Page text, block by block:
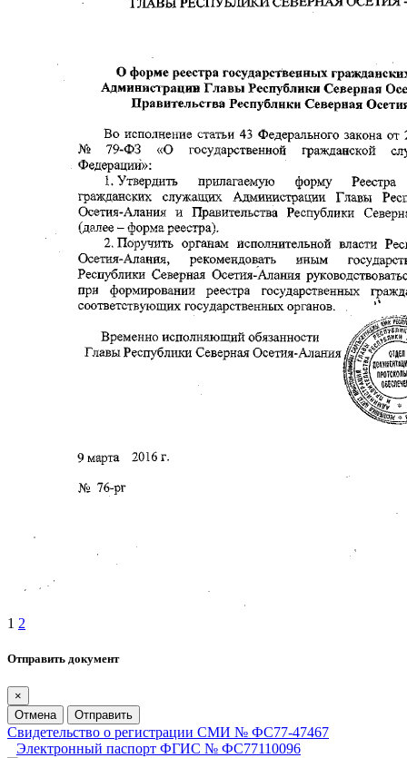
1 2
Отправить документ
×
Отмена
Отправить
Свидетельство о регистрации СМИ № ФС77-47467
Электронный паспорт ФГИС № ФС77110096